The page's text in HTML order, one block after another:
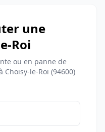
une
Roi
ou en panne de
Choisy-le-Roi (94600)